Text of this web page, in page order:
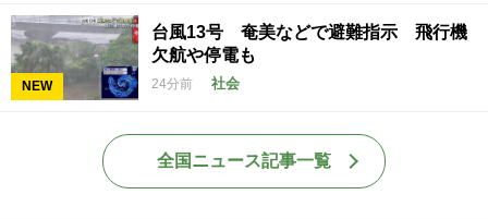
NEW
台風13号 奄美などで避難指示 飛行機
欠航や停電も
24分前 社会
全国ニュース記事一覧